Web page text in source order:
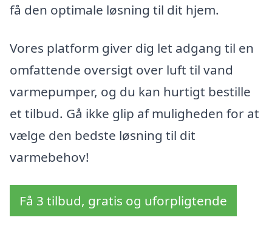
få den optimale løsning til dit hjem.
Vores platform giver dig let adgang til en
omfattende oversigt over luft til vand
varmepumper, og du kan hurtigt bestille
et tilbud. Gå ikke glip af muligheden for at
vælge den bedste løsning til dit
varmebehov!
Få 3 tilbud, gratis og uforpligtende